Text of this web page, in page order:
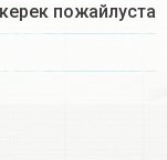
пожайлуста